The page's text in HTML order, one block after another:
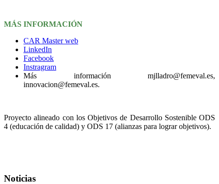
MÁS INFORMACIÓN
CAR Master web
LinkedIn
Facebook
Instragram
Más información mjlladro@femeval.es,
innovacion@femeval.es.
Proyecto alineado con los Objetivos de Desarrollo Sostenible ODS
4 (educación de calidad) y ODS 17 (alianzas para lograr objetivos).
Noticias